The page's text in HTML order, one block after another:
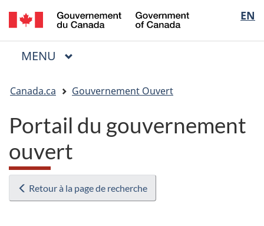
Passer
au
contenu
Passer
à
« Au
Passer
à
la
EN
of
Menu
MENU PRINCIPAL
êtes
ici
Canada.ca Gouvernement Ouvert
Portail du gouvernement
ouvert
Retour à la page de recherche